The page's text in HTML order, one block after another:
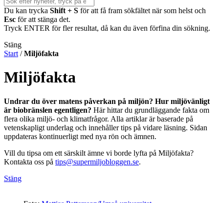
Du kan trycka Shift + S för att få fram sökfältet när som helst och
Esc för att stänga det.
Tryck ENTER för fler resultat, då kan du även förfina din sökning.
Stäng
Start /Miljöfakta
Miljöfakta
Undrar du över matens påverkan på miljön? Hur miljövänligt
är biobränslen egentligen? Här hittar du grundläggande fakta om
flera olika miljö- och klimatfrågor. Alla artiklar är baserade på
vetenskapligt underlag och innehåller tips på vidare läsning. Sidan
uppdateras kontinuerligt med nya rön och ämnen.
Vill du tipsa om ett särskilt ämne vi borde lyfta på Miljöfakta?
Kontakta oss på tips@supermiljobloggen.se.
Stäng